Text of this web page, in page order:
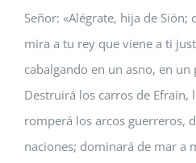
Señor: «Alégrate, hija de Sión;
mira a tu rey que viene a ti
cabalgando en un asno, en
Destruirá los carros de Efraín,
romperá los arcos guerreros,
naciones; dominará de mar a